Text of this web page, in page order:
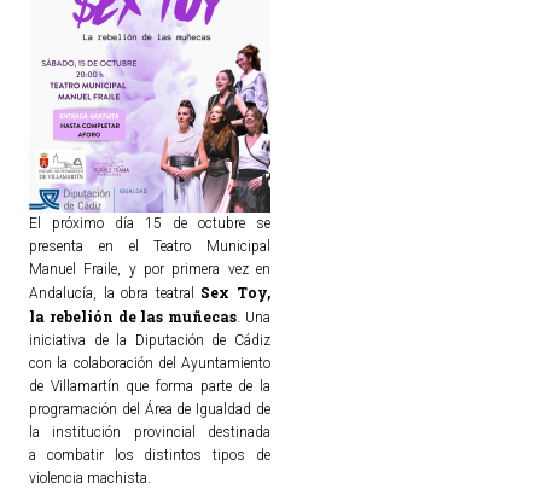
El próximo día 15 de octubre se
presenta en el Teatro Municipal
Manuel Fraile, y por primera vez en
Andalucía, la obra teatral Sex Toy,
la rebelión de las muñecas. Una
iniciativa de la Diputación de Cádiz
con la colaboración del Ayuntamiento
de Villamartín que forma parte de la
programación del Área de Igualdad de
la institución provincial destinada
a combatir los distintos tipos de
violencia machista.